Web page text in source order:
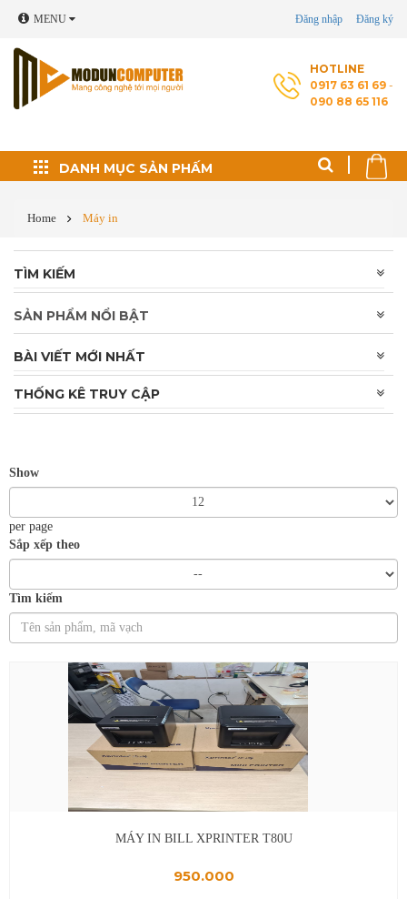
MENU
Thủ thuật máy tính
mềm theo yêu cầu
Cứu dữ liệu - Phục
hồi ổ cứng
Sửa laptop
Sửa VGA (Card
Sửa PC
Thay bàn phím
Thay màn hình
Đăng ký
Đăng nhập
HOTLINE
0917 63 61 69 -
090 88 65 116
DANH MỤC SẢN PHẤM
Home Máy in
TÌM KIẾM
SẢN PHẨM NỔI BẬT
BÀI VIẾT MỚI NHẤT
THỐNG KÊ TRUY CẬP
Show
per page
Sắp xếp theo
Tìm kiếm
MÁY IN BILL XPRINTER T80U
950.000